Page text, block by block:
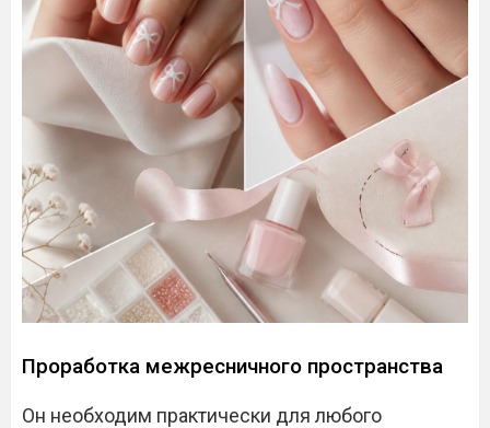
Проработка межресничного пространства
Он необходим практически для любого